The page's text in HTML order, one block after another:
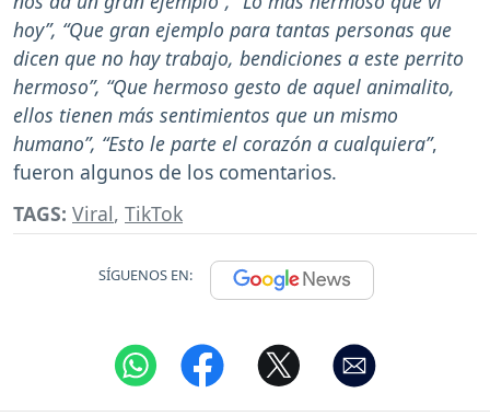
hoy”, “Que gran ejemplo para tantas personas que
dicen que no hay trabajo, bendiciones a este perrito
hermoso”, “Que hermoso gesto de aquel animalito,
ellos tienen más sentimientos que un mismo
humano”, “Esto le parte el corazón a cualquiera”,
fueron algunos de los comentarios.
TAGS: Viral, TikTok
SÍGUENOS EN: